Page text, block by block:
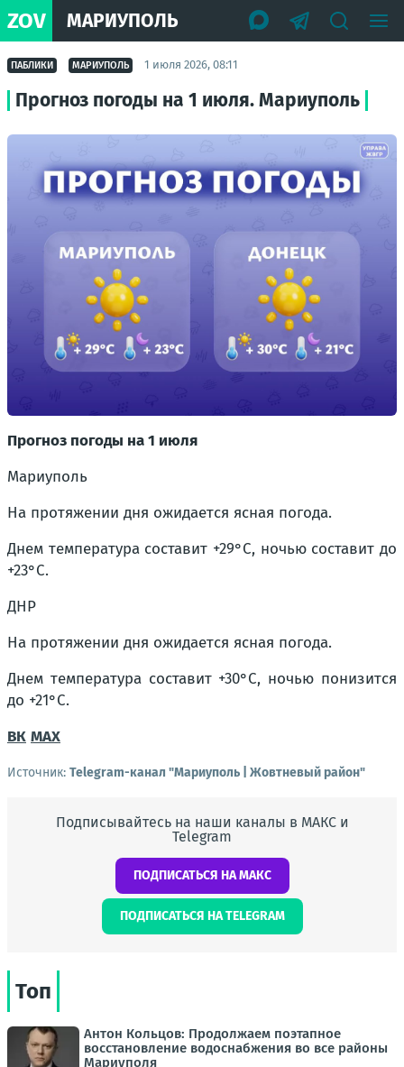
ZOV МАРИУПОЛЬ
ПАБЛИКИ МАРИУПОЛЬ 1 июля 2026, 08:11
Прогноз погоды на 1 июля. Мариуполь
Прогноз погоды на 1 июля
Мариуполь
На протяжении дня ожидается ясная погода.
Днем температура составит +29°C, ночью составит до
+23°C.
ДНР
На протяжении дня ожидается ясная погода.
Днем температура составит +30°C, ночью понизится
до +21°C.
ВК MAX
Источник: Telegram-канал "Мариуполь | Жовтневый район"
Подписывайтесь на наши каналы в МАКС и
Telegram
ПОДПИСАТЬСЯ НА МАКС
ПОДПИСАТЬСЯ НА TELEGRAM
Топ
Антон Кольцов: Продолжаем поэтапное
восстановление водоснабжения во все районы
Мариуполя